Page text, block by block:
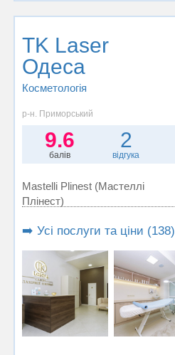
TK Laser
Одеса
Косметологія
р-н. Приморський
9.6
балів
2
відгука
Mastelli Plinest (Мастеллі
Плінест)
➡️ Усі послуги та ціни (138)